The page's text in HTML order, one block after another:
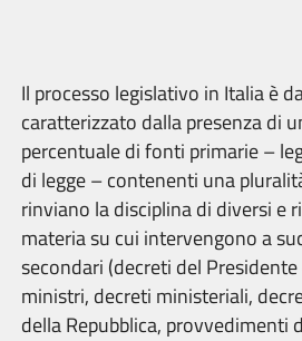
Il processo legislativo in Italia è
caratterizzato dalla presenza di
percentuale di fonti primarie –
di legge – contenenti una
rinviano la disciplina di diversi e
materia su cui intervengono a
secondari (decreti del
ministri, decreti ministeriali,
della Repubblica, provvedimenti